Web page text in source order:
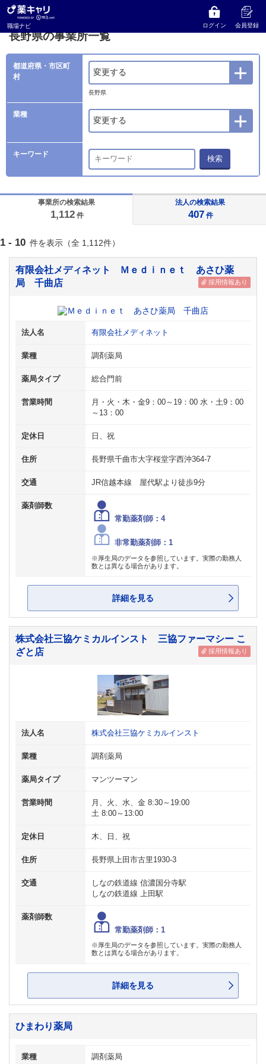
職場ナビ ログイン 会員登録
薬キャリ 職場ナビ
長野県の事業所一覧
都道府県・市区町
村
変更する
長野県
業種
変更する
キーワード 検索
事業所の検索結果
1,112 件
法人の検索結果
407 件
1 - 10 件を表示（全 1,112件）
有限会社メディネット Ｍｅｄｉｎｅｔ あさひ薬
局 千曲店
採用情報あり
法人名 有限会社メディネット
業種 調剤薬局
薬局タイプ 総合門前
営業時間
月・火・木・金9：00～19：00 水・土9：00
～13：00
定休日 日、祝
住所 長野県千曲市大字桜堂字西沖364-7
交通 JR信越本線 屋代駅より徒歩9分
薬剤師数
常勤薬剤師：4
非常勤薬剤師：1
※厚生局のデータを参照しています。実際の勤務人
数とは異なる場合があります。
詳細を見る
株式会社三協ケミカルインスト 三協ファーマシー こ
ざと店
採用情報あり
法人名 株式会社三協ケミカルインスト
業種 調剤薬局
薬局タイプ マンツーマン
営業時間
月、火、水、金 8:30～19:00
土 8:00～13:00
定休日 木、日、祝
住所 長野県上田市古里1930-3
交通
しなの鉄道線 信濃国分寺駅
しなの鉄道線 上田駅
薬剤師数
常勤薬剤師：1
※厚生局のデータを参照しています。実際の勤務人
数とは異なる場合があります。
詳細を見る
ひまわり薬局
業種 調剤薬局